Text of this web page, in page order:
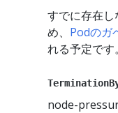
すでに存在
め、 Podのガ
れる予定です。
node-